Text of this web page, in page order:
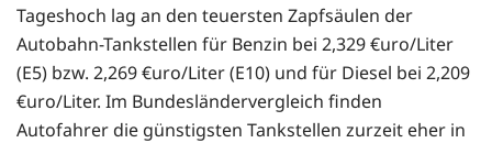
Tageshoch lag an den teuersten Zapfsäulen der
Autobahn-Tankstellen für Benzin bei 2,329 €uro/Liter
(E5) bzw. 2,269 €uro/Liter (E10) und für Diesel bei 2,209
€uro/Liter. Im Bundesländervergleich finden
Autofahrer die günstigsten Tankstellen zurzeit eher in